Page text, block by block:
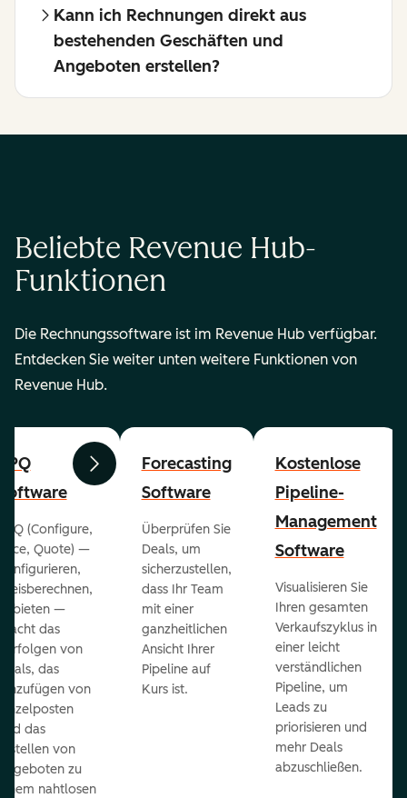
Kann ich Rechnungen direkt aus
bestehenden Geschäften und
Angeboten erstellen?
Beliebte Revenue Hub-
Funktionen
Die Rechnungssoftware ist im Revenue Hub verfügbar.
Entdecken Sie weiter unten weitere Funktionen von
Revenue Hub.
ZurückWeiter
(Configure,
Quote) —
—
das
von
das
von
das
von
zu
nahtlosen
Forecasting
Software
Überprüfen Sie
Deals, um
sicherzustellen,
dass Ihr Team
mit einer
ganzheitlichen
Ansicht Ihrer
Pipeline auf
Kurs ist.
Kostenlose
Pipeline-
Management
Software
Visualisieren Sie
Ihren gesamten
Verkaufszyklus in
einer leicht
verständlichen
Pipeline, um
Leads zu
priorisieren und
mehr Deals
abzuschließen.